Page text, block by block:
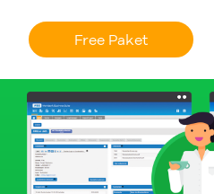
Free Paket